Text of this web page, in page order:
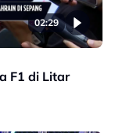
02:29
F1 di Litar